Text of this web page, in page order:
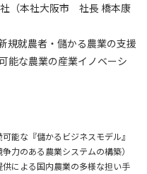
（本社大阪市 社長 橋本康
規就農者・儲かる農業の支援
能な農業の産業イノベーシ
能な『儲かるビジネスモデル』
力のある農業システムの構築）
供による国内農業の多様な担い手